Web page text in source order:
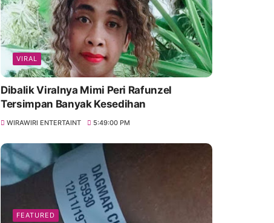
VIRAL
Dibalik Viralnya Mimi Peri Rafunzel
Tersimpan Banyak Kesedihan
WIRAWIRI ENTERTAINT 5:49:00 PM
FEATURED